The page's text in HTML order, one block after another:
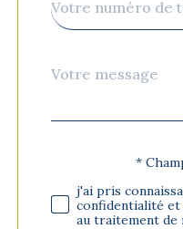
*
Fieldset
défaut
Message
Validation
*
j'ai pris
confidentialité
au traitement de